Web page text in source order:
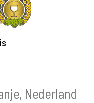
Nederland